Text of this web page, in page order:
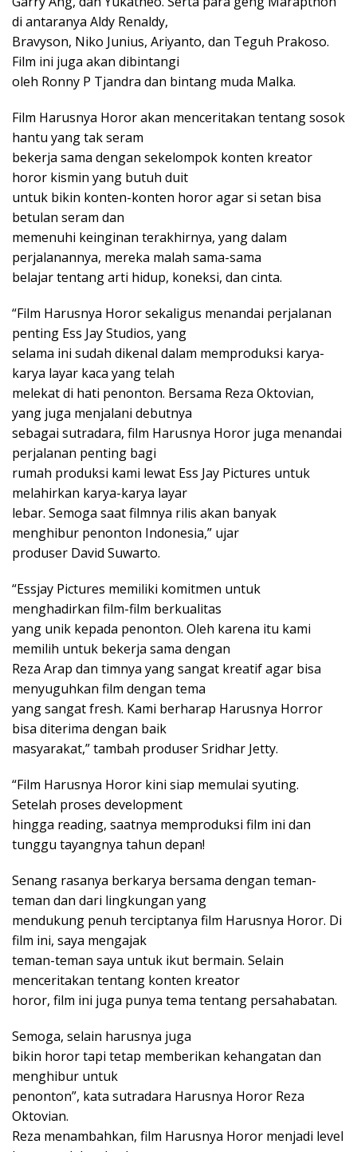
di antaranya Aldy Renaldy,
Bravyson, Niko Junius, Ariyanto, dan Teguh Prakoso.
Film ini juga akan dibintangi
oleh Ronny P Tjandra dan bintang muda Malka.
Film Harusnya Horor akan menceritakan tentang sosok
hantu yang tak seram
bekerja sama dengan sekelompok konten kreator
horor kismin yang butuh duit
untuk bikin konten-konten horor agar si setan bisa
betulan seram dan
memenuhi keinginan terakhirnya, yang dalam
perjalanannya, mereka malah sama-sama
belajar tentang arti hidup, koneksi, dan cinta.
“Film Harusnya Horor sekaligus menandai perjalanan
penting Ess Jay Studios, yang
selama ini sudah dikenal dalam memproduksi karya-
karya layar kaca yang telah
melekat di hati penonton. Bersama Reza Oktovian,
yang juga menjalani debutnya
sebagai sutradara, film Harusnya Horor juga menandai
perjalanan penting bagi
rumah produksi kami lewat Ess Jay Pictures untuk
melahirkan karya-karya layar
lebar. Semoga saat filmnya rilis akan banyak
menghibur penonton Indonesia,” ujar
produser David Suwarto.
“Essjay Pictures memiliki komitmen untuk
menghadirkan film-film berkualitas
yang unik kepada penonton. Oleh karena itu kami
memilih untuk bekerja sama dengan
Reza Arap dan timnya yang sangat kreatif agar bisa
menyuguhkan film dengan tema
yang sangat fresh. Kami berharap Harusnya Horror
bisa diterima dengan baik
masyarakat,” tambah produser Sridhar Jetty.
“Film Harusnya Horor kini siap memulai syuting.
Setelah proses development
hingga reading, saatnya memproduksi film ini dan
tunggu tayangnya tahun depan!
Senang rasanya berkarya bersama dengan teman-
teman dan dari lingkungan yang
mendukung penuh terciptanya film Harusnya Horor. Di
film ini, saya mengajak
teman-teman saya untuk ikut bermain. Selain
menceritakan tentang konten kreator
horor, film ini juga punya tema tentang persahabatan.
Semoga, selain harusnya juga
bikin horor tapi tetap memberikan kehangatan dan
menghibur untuk
penonton”, kata sutradara Harusnya Horor Reza
Oktovian.
Reza menambahkan, film Harusnya Horor menjadi level